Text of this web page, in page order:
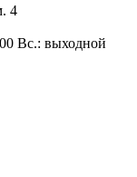
4
Вс.: выходной